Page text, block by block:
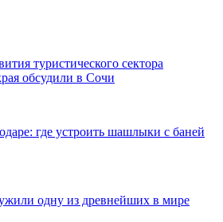
туристического сектора
обсудили в Сочи
где устроить шашлыки с баней
одну из древнейших в мире